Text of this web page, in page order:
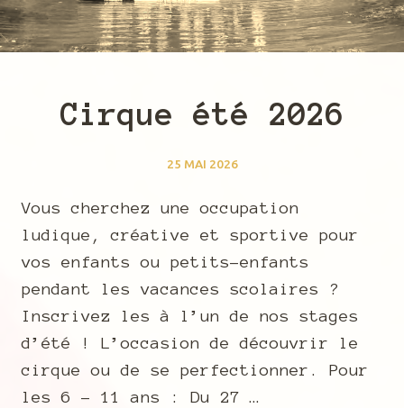
Cirque été 2026
25 MAI 2026
Vous cherchez une occupation
ludique, créative et sportive pour
vos enfants ou petits-enfants
pendant les vacances scolaires ?
Inscrivez les à l’un de nos stages
d’été ! L’occasion de découvrir le
cirque ou de se perfectionner. Pour
les 6 – 11 ans : Du 27 …